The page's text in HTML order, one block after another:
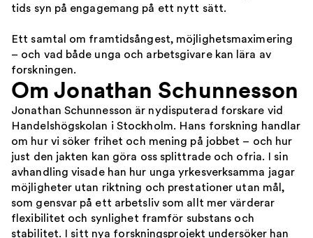
tids syn på engagemang på ett nytt sätt.
Ett samtal om framtidsångest, möjlighetsmaximering
– och vad både unga och arbetsgivare kan lära av
forskningen.
Om Jonathan Schunnesson
Jonathan Schunnesson är nydisputerad forskare vid
Handelshögskolan i Stockholm. Hans forskning handlar
om hur vi söker frihet och mening ​på jobbet – och hur
just den jakten kan göra oss splittrade och ofria. I sin
avhandling visade han hur unga yrkesverksamma jagar
möjligheter utan riktning och prestationer utan mål,
som gensvar på ett arbetsliv som allt mer värderar
flexibilitet och synlighet framför substans och
stabilitet. I sitt nya forskningsprojekt undersöker han